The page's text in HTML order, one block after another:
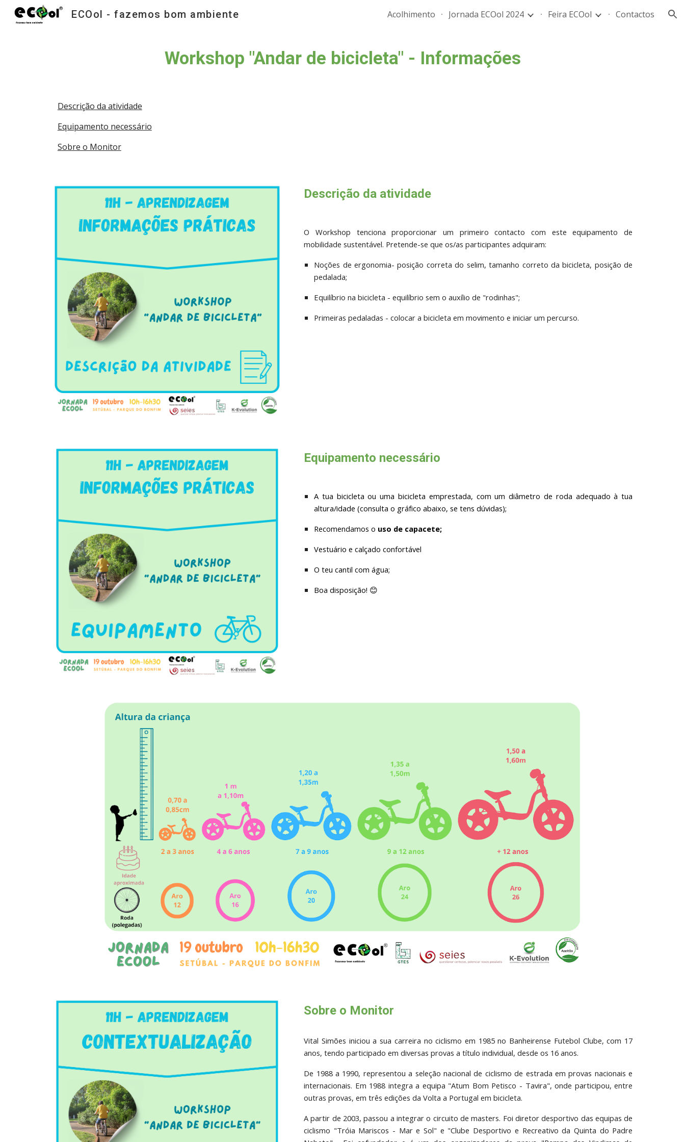
Skip to main content Skip to navigation
ECOol - fazemos bom ambiente Acolhimento Jornada ECOol 2024 Feira ECOol Contactos
Workshop "Andar de bicicleta" - Informações
Descrição da atividade
Equipamento necessário
Sobre o Monitor
Descrição da atividade
O Workshop tenciona proporcionar um primeiro contacto com este equipamento de
mobilidade sustentável. Pretende-se que os/as participantes adquiram:
Noções de ergonomia- posição correta do selim, tamanho correto da bicicleta, posição de
pedalada;
Equilíbrio na bicicleta - equilíbrio sem o auxílio de "rodinhas";
Primeiras pedaladas - colocar a bicicleta em movimento e iniciar um percurso.
Equipamento necessário
A tua bicicleta ou uma bicicleta emprestada, com um diâmetro de roda adequado à tua
altura/idade (consulta o gráfico abaixo, se tens dúvidas);
Recomendamos o uso de capacete;
Vestuário e calçado confortável
O teu cantil com água;
Boa disposição! 😊
Sobre o Monitor
Vital Simões iniciou a sua carreira no ciclismo em 1985 no Banheirense Futebol Clube, com 17
anos, tendo participado em diversas provas a título individual, desde os 16 anos.
De 1988 a 1990, representou a seleção nacional de ciclismo de estrada em provas nacionais e
internacionais. Em 1988 integra a equipa "Atum Bom Petisco - Tavira", onde participou, entre
outras provas, em três edições da Volta a Portugal em bicicleta.
A partir de 2003, passou a integrar o circuito de masters. Foi diretor desportivo das equipas de
ciclismo "Tróia Mariscos - Mar e Sol" e "Clube Desportivo e Recreativo da Quinta do Padre